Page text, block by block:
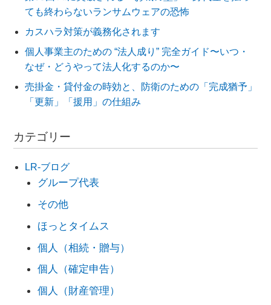
ても終わらないランサムウェアの恐怖
カスハラ対策が義務化されます
個人事業主のための “法人成り” 完全ガイド〜いつ・
なぜ・どうやって法人化するのか〜
売掛金・貸付金の時効と、防衛のための「完成猶予」
「更新」「援用」の仕組み
カテゴリー
LR-ブログ
グループ代表
その他
ほっとタイムス
個人（相続・贈与）
個人（確定申告）
個人（財産管理）